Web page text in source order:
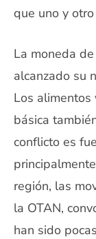
que uno y
La moneda
alcanzado su
Los
básica
conflicto es
región, las
la OTAN,
han sido